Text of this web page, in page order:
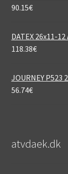
90.15€
DATEX 26x11-
118.38€
JOURNEY P523
56.74€
atvdaek.dk